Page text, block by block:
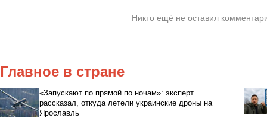
Никто ещё не оставил
Главное в стране
«Запускают по прямой по ночам»: эксперт
рассказал, откуда летели украинские дроны на
Ярославль